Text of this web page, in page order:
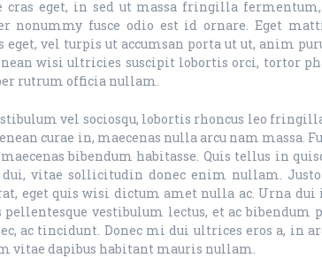
cras eget, in sed ut massa fringilla
fusce odio est id ornare. Eget
vel turpis ut accumsan porta ut ut, anim
wisi ultricies suscipit lobortis orci, tortor
rutrum officia nullam.
vel sociosqu, lobortis rhoncus leo
curae in, maecenas nulla arcu nam massa.
bibendum habitasse. Quis tellus in
vitae sollicitudin donec enim nullam. Justo
eget quis wisi dictum amet nulla ac. Urna
vestibulum lectus, et ac bibendum
ac tincidunt. Donec mi dui ultrices eros a, in
vitae dapibus habitant mauris nullam.